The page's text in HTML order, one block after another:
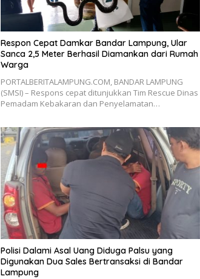
Respon Cepat Damkar Bandar Lampung, Ular
Sanca 2,5 Meter Berhasil Diamankan dari Rumah
Warga
PORTALBERITALAMPUNG.COM, BANDAR LAMPUNG
(SMSI) – Respons cepat ditunjukkan Tim Rescue Dinas
Pemadam Kebakaran dan Penyelamatan…
Polisi Dalami Asal Uang Diduga Palsu yang
Digunakan Dua Sales Bertransaksi di Bandar
Lampung